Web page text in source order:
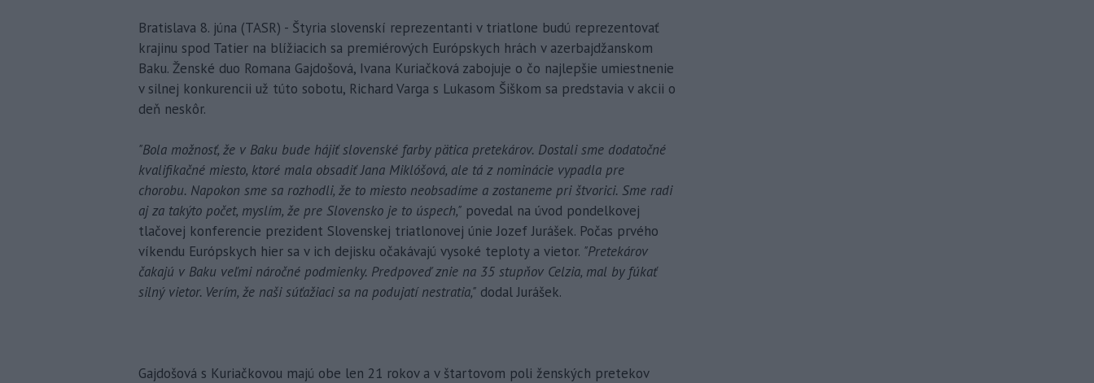
Bratislava 8. júna (TASR) - Štyria slovenskí reprezentanti v triatlone budú reprezentovať
krajinu spod Tatier na blížiacich sa premiérových Európskych hrách v azerbajdžanskom
Baku. Ženské duo Romana Gajdošová, Ivana Kuriačková zabojuje o čo najlepšie umiestnenie
v silnej konkurencii už túto sobotu, Richard Varga s Lukasom Šiškom sa predstavia v akcii o
deň neskôr.
"Bola možnosť, že v Baku bude hájiť slovenské farby pätica pretekárov. Dostali sme dodatočné
kvalifikačné miesto, ktoré mala obsadiť Jana Miklóšová, ale tá z nominácie vypadla pre
chorobu. Napokon sme sa rozhodli, že to miesto neobsadíme a zostaneme pri štvorici. Sme radi
aj za takýto počet, myslím, že pre Slovensko je to úspech," povedal na úvod pondelkovej
tlačovej konferencie prezident Slovenskej triatlonovej únie Jozef Jurášek. Počas prvého
víkendu Európskych hier sa v ich dejisku očakávajú vysoké teploty a vietor. "Pretekárov
čakajú v Baku veľmi náročné podmienky. Predpoveď znie na 35 stupňov Celzia, mal by fúkať
silný vietor. Verím, že naši súťažiaci sa na podujatí nestratia," dodal Jurášek.
Gajdošová s Kuriačkovou majú obe len 21 rokov a v štartovom poli ženských pretekov